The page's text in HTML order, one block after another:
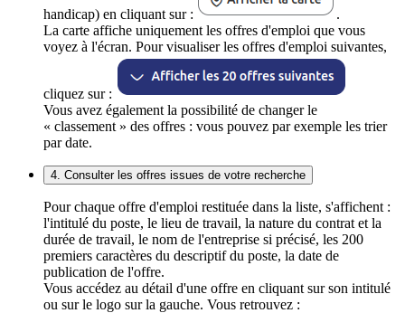
handicap) en cliquant sur :
.
La carte affiche uniquement les offres d'emploi que vous
voyez à l'écran. Pour visualiser les offres d'emploi suivantes,
cliquez sur :
Vous avez également la possibilité de changer le
« classement » des offres : vous pouvez par exemple les trier
par date.
4. Consulter les offres issues de votre recherche
Pour chaque offre d'emploi restituée dans la liste, s'affichent :
l'intitulé du poste, le lieu de travail, la nature du contrat et la
durée de travail, le nom de l'entreprise si précisé, les 200
premiers caractères du descriptif du poste, la date de
publication de l'offre.
Vous accédez au détail d'une offre en cliquant sur son intitulé
ou sur le logo sur la gauche. Vous retrouvez :